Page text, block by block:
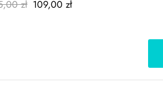
zł 109,00 zł